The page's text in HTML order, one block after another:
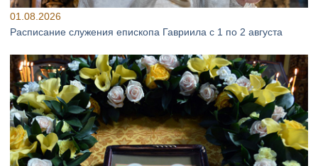
01.08.2026
Расписание служения епископа Гавриила с 1 по 2 августа